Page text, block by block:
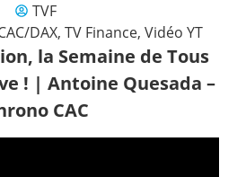
Gaza, Iran, Chine : la guerre mondiale vient de commencer | par Louis-Antoine Michelet
Jean Marie Seronie :Loi agricole : vraie réforme ou simple réponse à la colère ?| Interview Éco
DAX40 : Poursuite de la croissance ? | Erick Sebban – Chrono DAX
TVF
DAX, TV Finance, Vidéo YT
la Semaine de Tous
! | Antoine Quesada –
CAC